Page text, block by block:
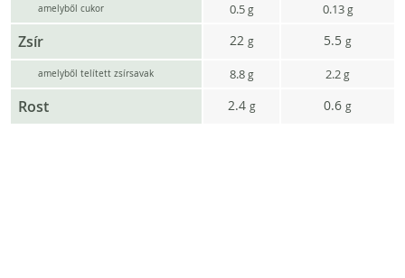
amelyből cukor 0.5g 0.13 g
Zsír 22 g 5.5 g
amelyből telített zsírsavak 8.8g 2.2g
Rost 2.4 g 0.6 g